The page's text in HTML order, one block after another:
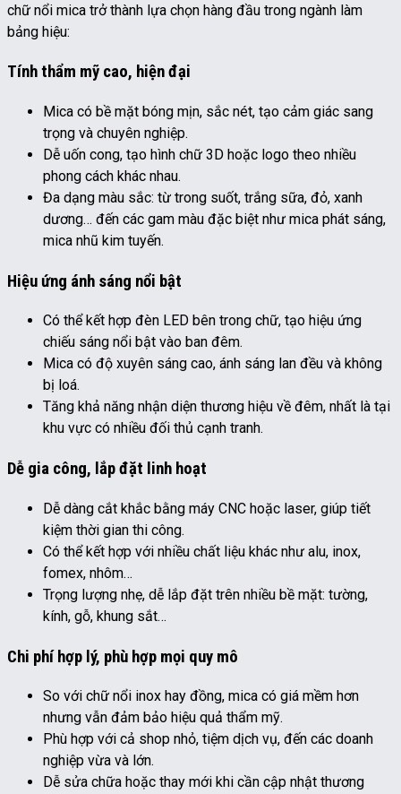
chữ nổi mica trở thành lựa chọn hàng đầu trong ngành làm
bảng hiệu:
Tính thẩm mỹ cao, hiện đại
Mica có bề mặt bóng mịn, sắc nét, tạo cảm giác sang
trọng và chuyên nghiệp.
Dễ uốn cong, tạo hình chữ 3D hoặc logo theo nhiều
phong cách khác nhau.
Đa dạng màu sắc: từ trong suốt, trắng sữa, đỏ, xanh
dương… đến các gam màu đặc biệt như mica phát sáng,
mica nhũ kim tuyến.
Hiệu ứng ánh sáng nổi bật
Có thể kết hợp đèn LED bên trong chữ, tạo hiệu ứng
chiếu sáng nổi bật vào ban đêm.
Mica có độ xuyên sáng cao, ánh sáng lan đều và không
bị loá.
Tăng khả năng nhận diện thương hiệu về đêm, nhất là tại
khu vực có nhiều đối thủ cạnh tranh.
Dễ gia công, lắp đặt linh hoạt
Dễ dàng cắt khắc bằng máy CNC hoặc laser, giúp tiết
kiệm thời gian thi công.
Có thể kết hợp với nhiều chất liệu khác như alu, inox,
fomex, nhôm…
Trọng lượng nhẹ, dễ lắp đặt trên nhiều bề mặt: tường,
kính, gỗ, khung sắt…
Chi phí hợp lý, phù hợp mọi quy mô
So với chữ nổi inox hay đồng, mica có giá mềm hơn
nhưng vẫn đảm bảo hiệu quả thẩm mỹ.
Phù hợp với cả shop nhỏ, tiệm dịch vụ, đến các doanh
nghiệp vừa và lớn.
Dễ sửa chữa hoặc thay mới khi cần cập nhật thương